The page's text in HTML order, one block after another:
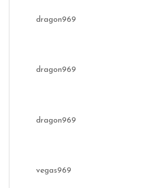
dragon969
dragon969
dragon969
vegas969